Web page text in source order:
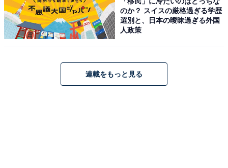
のか？ スイスの厳格過ぎる学歴
選別と、日本の曖昧過ぎる外国
人政策
連載をもっと見る